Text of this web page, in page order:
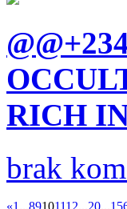
RICH
brak